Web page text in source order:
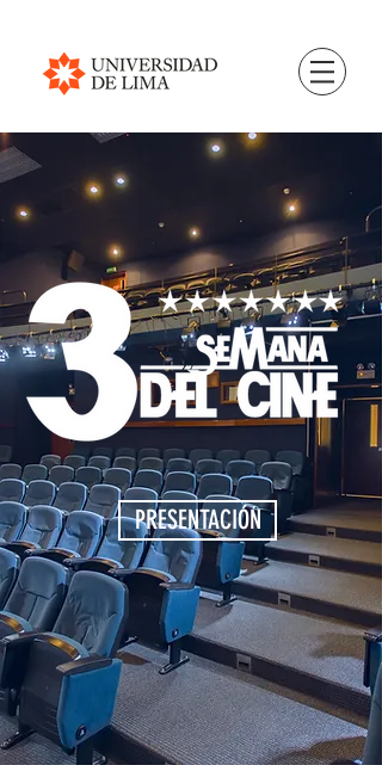
PRESENTACIÓN